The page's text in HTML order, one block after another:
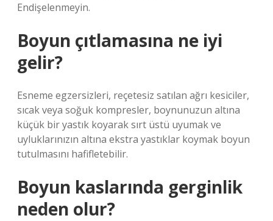
Endişelenmeyin.
Boyun çıtlamasına ne iyi
gelir?
Esneme egzersizleri, reçetesiz satılan ağrı kesiciler,
sıcak veya soğuk kompresler, boynunuzun altına
küçük bir yastık koyarak sırt üstü uyumak ve
uyluklarınızın altına ekstra yastıklar koymak boyun
tutulmasını hafifletebilir.
Boyun kaslarında gerginlik
neden olur?